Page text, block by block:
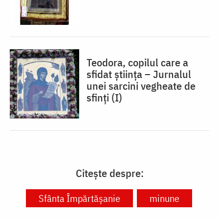
Teodora, copilul care a
sfidat știința – Jurnalul
unei sarcini vegheate de
sfinți (I)
Citește despre:
Sfânta Împărtășanie minune